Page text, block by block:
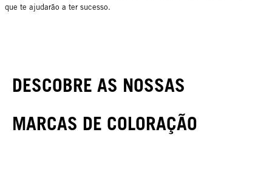
que te ajudarão a ter sucesso.
DESCOBRE AS NOSSAS
MARCAS DE COLORAÇÃO